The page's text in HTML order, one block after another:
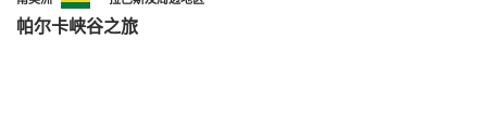
帕尔卡峡谷之旅